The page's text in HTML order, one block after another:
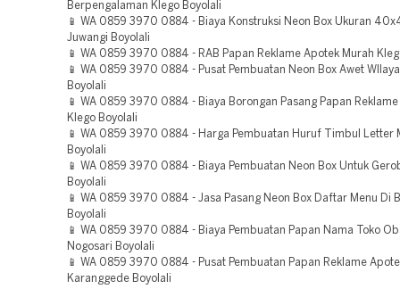
Berpengalaman Klego Boyolali
📱 WA 0859 3970 0884 - Biaya Konstruksi Neon Box Ukuran
Juwangi Boyolali
📱 WA 0859 3970 0884 - RAB Papan Reklame Apotek Murah
📱 WA 0859 3970 0884 - Pusat Pembuatan Neon Box Awet
Boyolali
📱 WA 0859 3970 0884 - Biaya Borongan Pasang Papan
Klego Boyolali
📱 WA 0859 3970 0884 - Harga Pembuatan Huruf Timbul Letter
Boyolali
📱 WA 0859 3970 0884 - Biaya Pembuatan Neon Box Untuk
Boyolali
📱 WA 0859 3970 0884 - Jasa Pasang Neon Box Daftar Menu Di
Boyolali
📱 WA 0859 3970 0884 - Biaya Pembuatan Papan Nama Toko
Nogosari Boyolali
📱 WA 0859 3970 0884 - Pusat Pembuatan Papan Reklame
Karanggede Boyolali